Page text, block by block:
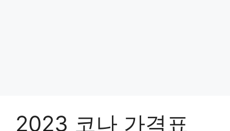
2023 코나 가격표